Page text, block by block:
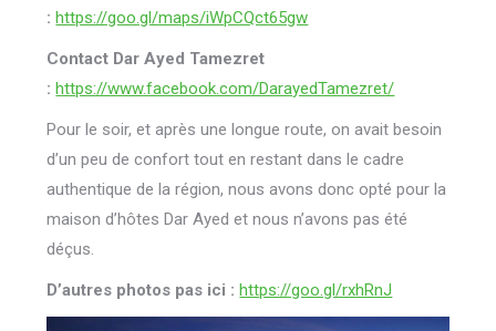
: https://goo.gl/maps/iWpCQct65gw
Contact Dar Ayed Tamezret
: https://www.facebook.com/DarayedTamezret/
Pour le soir, et après une longue route, on avait besoin
d’un peu de confort tout en restant dans le cadre
authentique de la région, nous avons donc opté pour la
maison d’hôtes Dar Ayed et nous n’avons pas été
déçus.
D’autres photos pas ici : https://goo.gl/rxhRnJ